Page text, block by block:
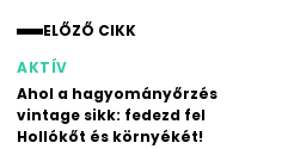
ELŐZŐ CIKK
AKTÍV
Ahol a hagyományőrzés
vintage sikk: fedezd fel
Hollókőt és környékét!